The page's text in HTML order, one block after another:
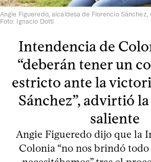
Angie Figueredo, alcaldesa de Florencio Sánchez,
Foto: Ignacio Dotti
Intendencia de
“deberán tener un
estricto ante la
Sánchez”, advirtió
saliente
Angie Figueredo dijo que la
Colonia “no nos brindó